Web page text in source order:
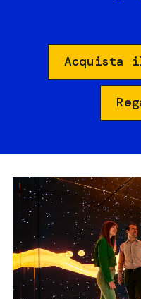
Acquista